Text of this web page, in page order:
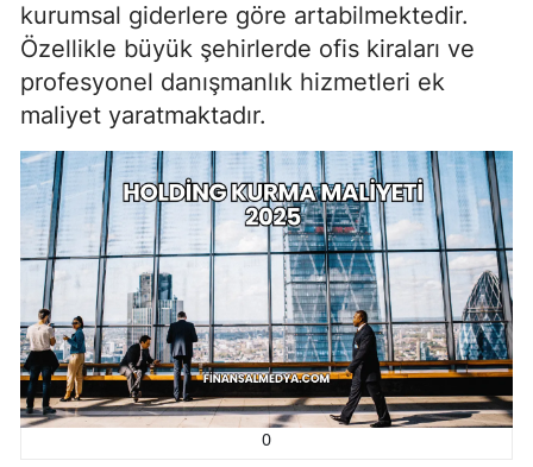
kurumsal giderlere göre artabilmektedir.
Özellikle büyük şehirlerde ofis kiraları ve
profesyonel danışmanlık hizmetleri ek
maliyet yaratmaktadır.
0